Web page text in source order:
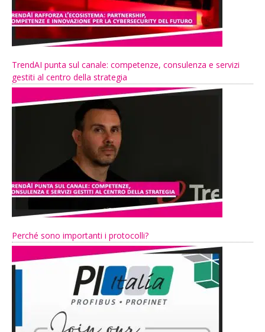
TrendAI punta sul canale: competenze, consulenza e servizi
gestiti al centro della strategia
Perché sono importanti i protocolli?